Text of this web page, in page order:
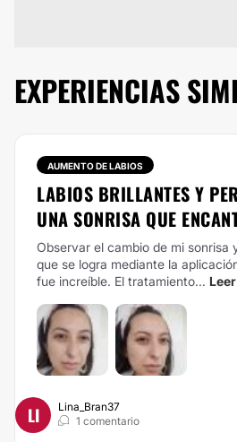
EXPERIENCIAS
AUMENTO DE LABIOS
LABIOS BRILLANTES Y
UNA SONRISA QUE
Observar el cambio de mi sonrisa
que se logra mediante la
fue increíble. El tratamiento...
LI
Lina_Bran37
1 comentario